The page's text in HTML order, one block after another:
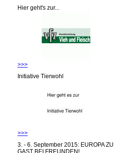
Hier geht's zur...
>>>
Initiative Tierwohl
>>>
3. - 6. September 2015: EUROPA ZU
GAST BEI FREUNDEN!